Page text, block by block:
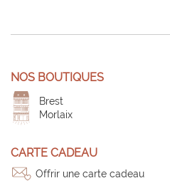
NOS BOUTIQUES
Brest
Morlaix
CARTE CADEAU
Offrir une carte cadeau